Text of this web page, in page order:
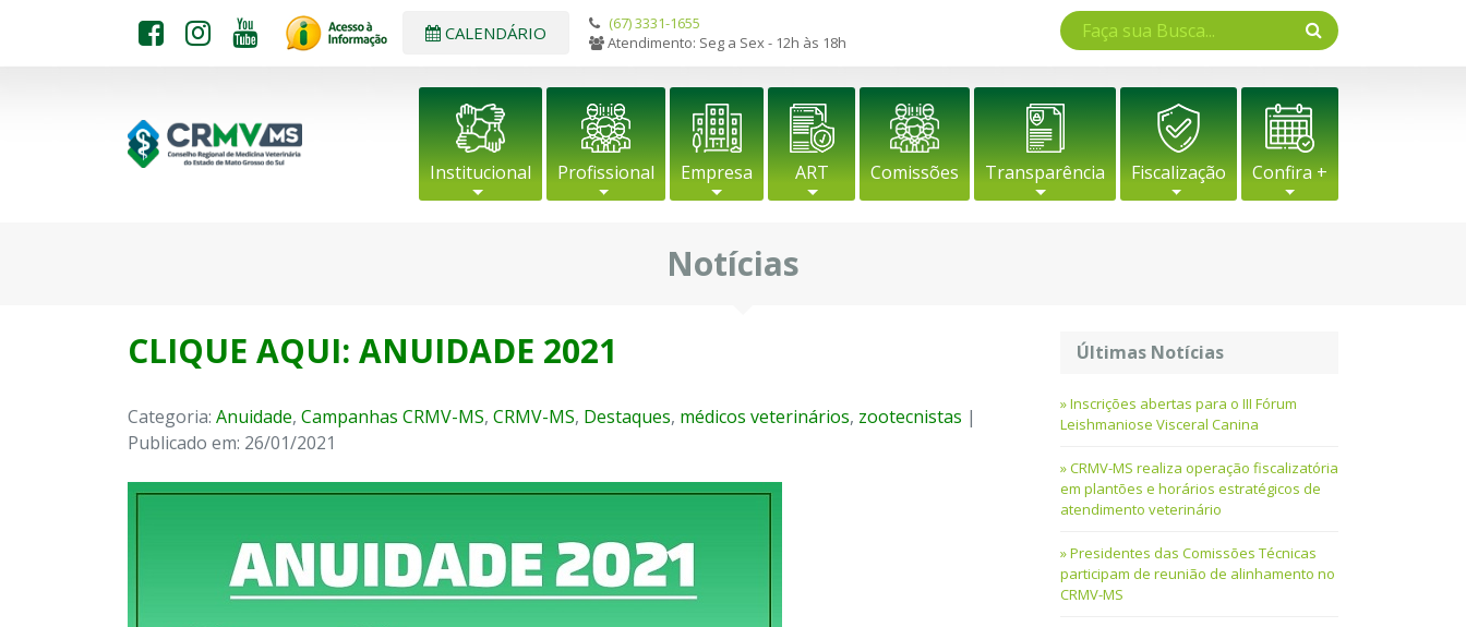
CALENDÁRIO
(67) 3331-1655
Atendimento: Seg a Sex - 12h às 18h
Institucional Profissional Empresa ART Comissões Transparência Fiscalização Confira +
Notícias
CLIQUE AQUI: ANUIDADE 2021
Categoria: Anuidade, Campanhas CRMV-MS, CRMV-MS, Destaques, médicos veterinários, zootecnistas |
Publicado em: 26/01/2021
Últimas Notícias
Inscrições abertas para o III Fórum
Leishmaniose Visceral Canina
CRMV-MS realiza operação fiscalizatória
em plantões e horários estratégicos de
atendimento veterinário
Presidentes das Comissões Técnicas
participam de reunião de alinhamento no
CRMV-MS